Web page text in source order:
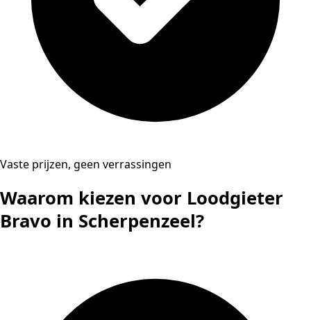
Vaste prijzen, geen verrassingen
Waarom kiezen voor Loodgieter
Bravo in Scherpenzeel?